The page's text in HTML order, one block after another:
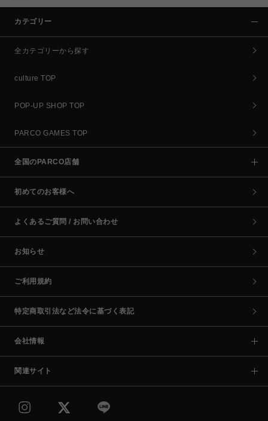
カテゴリー
全カテゴリーから探す
culture TOP
POP-UP SHOP TOP
PARCO GAMES TOP
全国のPARCO店舗
初めてのお客様へ
よくあるご質問 / お問い合わせ
お知らせ
ご利用規約
特定商取引法など法令に基づく表記
会社情報
関連サイト